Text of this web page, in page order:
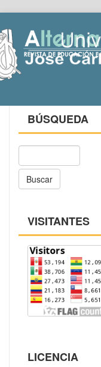
rápido
al
contenido
de
la
principal
Contenido
lateral
BÚSQUEDA
Buscar
VISITANTES
LICENCIA